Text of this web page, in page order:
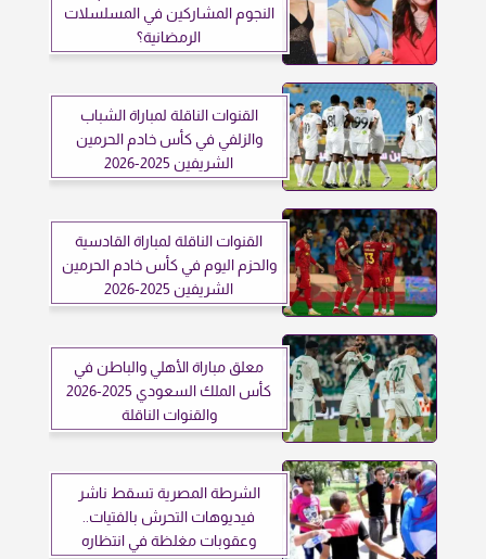
النجوم المشاركين في المسلسلات
الرمضانية؟
القنوات الناقلة لمباراة الشباب
والزلفي في كأس خادم الحرمين
الشريفين 2025-2026
القنوات الناقلة لمباراة القادسية
والحزم اليوم في كأس خادم الحرمين
الشريفين 2025-2026
معلق مباراة الأهلي والباطن في
كأس الملك السعودي 2025-2026
والقنوات الناقلة
الشرطة المصرية تسقط ناشر
فيديوهات التحرش بالفتيات..
وعقوبات مغلظة في انتظاره